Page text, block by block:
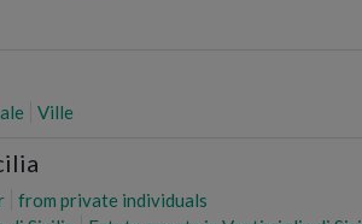
Ville
from private individuals